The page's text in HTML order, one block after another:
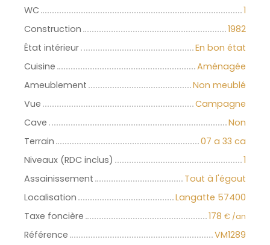
WC
1
Construction
1982
État intérieur
En bon état
Cuisine
Aménagée
Ameublement
Non meublé
Vue
Campagne
Cave
Non
Terrain
07 a 33 ca
Niveaux (RDC inclus)
1
Assainissement
Tout à l'égout
Localisation
Langatte 57400
Taxe foncière
178 € /an
Référence VM1289